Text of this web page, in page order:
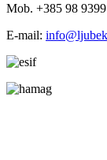
Mob. +385 98
E-mail: